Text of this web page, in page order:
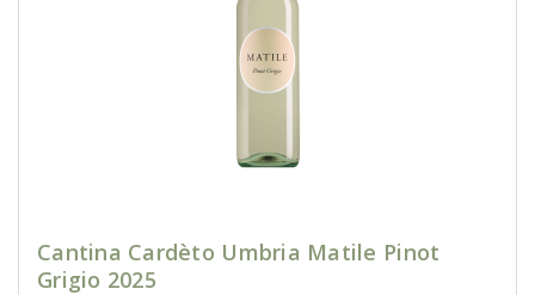
Cantina Cardèto Umbria Matile Pinot
Grigio 2025